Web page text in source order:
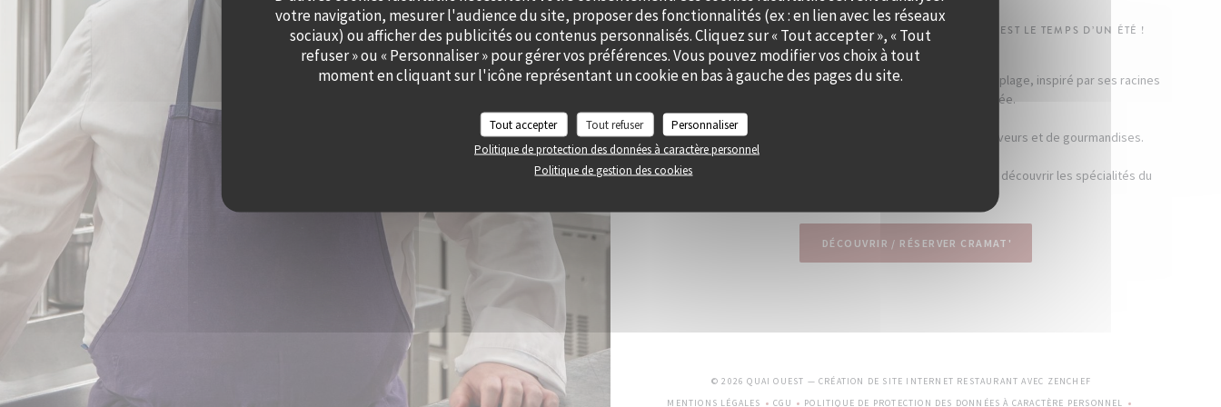
votre navigation, mesurer l'audience du site, proposer des fonctionnalités (ex : en lien avec les réseaux
sociaux) ou afficher des publicités ou contenus personnalisés. Cliquez sur « Tout accepter », « Tout
refuser » ou « Personnaliser » pour gérer vos préférences. Vous pouvez modifier vos choix à tout
moment en cliquant sur l'icône représentant un cookie en bas à gauche des pages du site.
Tout accepter Tout refuser
Personnaliser
Politique de protection des données à caractère personnel
Politique de gestion des cookies
LE CHEF ALEXY ALGAR-DENOS S’INSTALLE À QUAI OUEST LE TEMPS D’UN ÉTÉ !
Le Chef a imaginé Cramat’, comme un restaurant de bord de plage, inspiré par ses racines
catalanes et son humeur ensoleillée.
Chez Cramat’, la cuisine sent bon l’été et est pleine de saveurs et de gourmandises.
Tous les jours, nous allumons nos braséros pour vous faire découvrir les spécialités du
DÉCOUVRIR / RÉSERVER CRAMAT'
© 2026 QUAI OUEST — CRÉATION DE SITE INTERNET RESTAURANT AVEC ZENCHEF((OUVRE UNE NOUVELLE
MENTIONS LÉGALES
CGU
POLITIQUE DE PROTECTION DES DONNÉES À CARACTÈRE PERSONNEL